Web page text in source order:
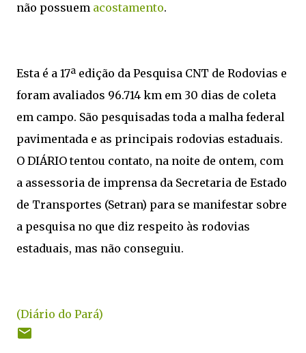
não possuem acostamento.
Esta é a 17ª edição da Pesquisa CNT de Rodovias e
foram avaliados 96.714 km em 30 dias de coleta
em campo. São pesquisadas toda a malha federal
pavimentada e as principais rodovias estaduais.
O DIÁRIO tentou contato, na noite de ontem, com
a assessoria de imprensa da Secretaria de Estado
de Transportes (Setran) para se manifestar sobre
a pesquisa no que diz respeito às rodovias
estaduais, mas não conseguiu.
(Diário do Pará)